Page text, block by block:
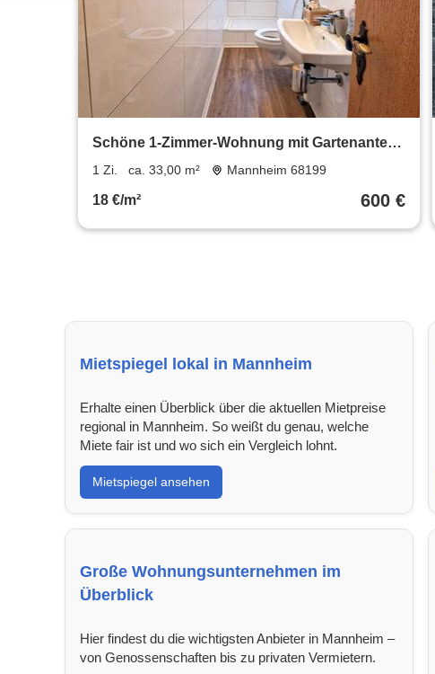
Schöne 1-Zimmer-Wohnung mit Gartenanteil
in Mannheim-Neckarau
1 Zi. ca. 33,00 m² Mannheim 68199
18 €/m² 600 €
Mietspiegel lokal in Mannheim
Erhalte einen Überblick über die aktuellen Mietpreise
regional in Mannheim. So weißt du genau, welche
Miete fair ist und wo sich ein Vergleich lohnt.
Mietspiegel ansehen
Große Wohnungsunternehmen im
Überblick
Hier findest du die wichtigsten Anbieter in Mannheim –
von Genossenschaften bis zu privaten Vermietern.